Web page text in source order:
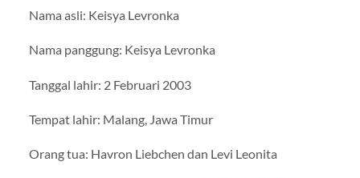
Nama asli: Keisya Levronka
Nama panggung: Keisya Levronka
Tanggal lahir: 2 Februari 2003
Tempat lahir: Malang, Jawa Timur
Orang tua: Havron Liebchen dan Levi Leonita